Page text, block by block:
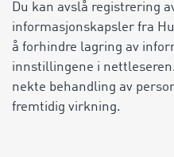
Du kan avslå registrering
informasjonskapsler fra
å forhindre lagring av
innstillingene i
nekte behandling av
fremtidig virkning.